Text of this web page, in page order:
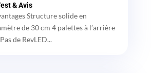
& Avis
Structure solide en
de 30 cm 4 palettes à l’arrière
de RevLED...